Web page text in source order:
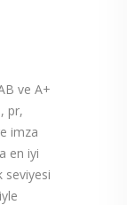
ve A+
pr,
imza
en iyi
seviyesi